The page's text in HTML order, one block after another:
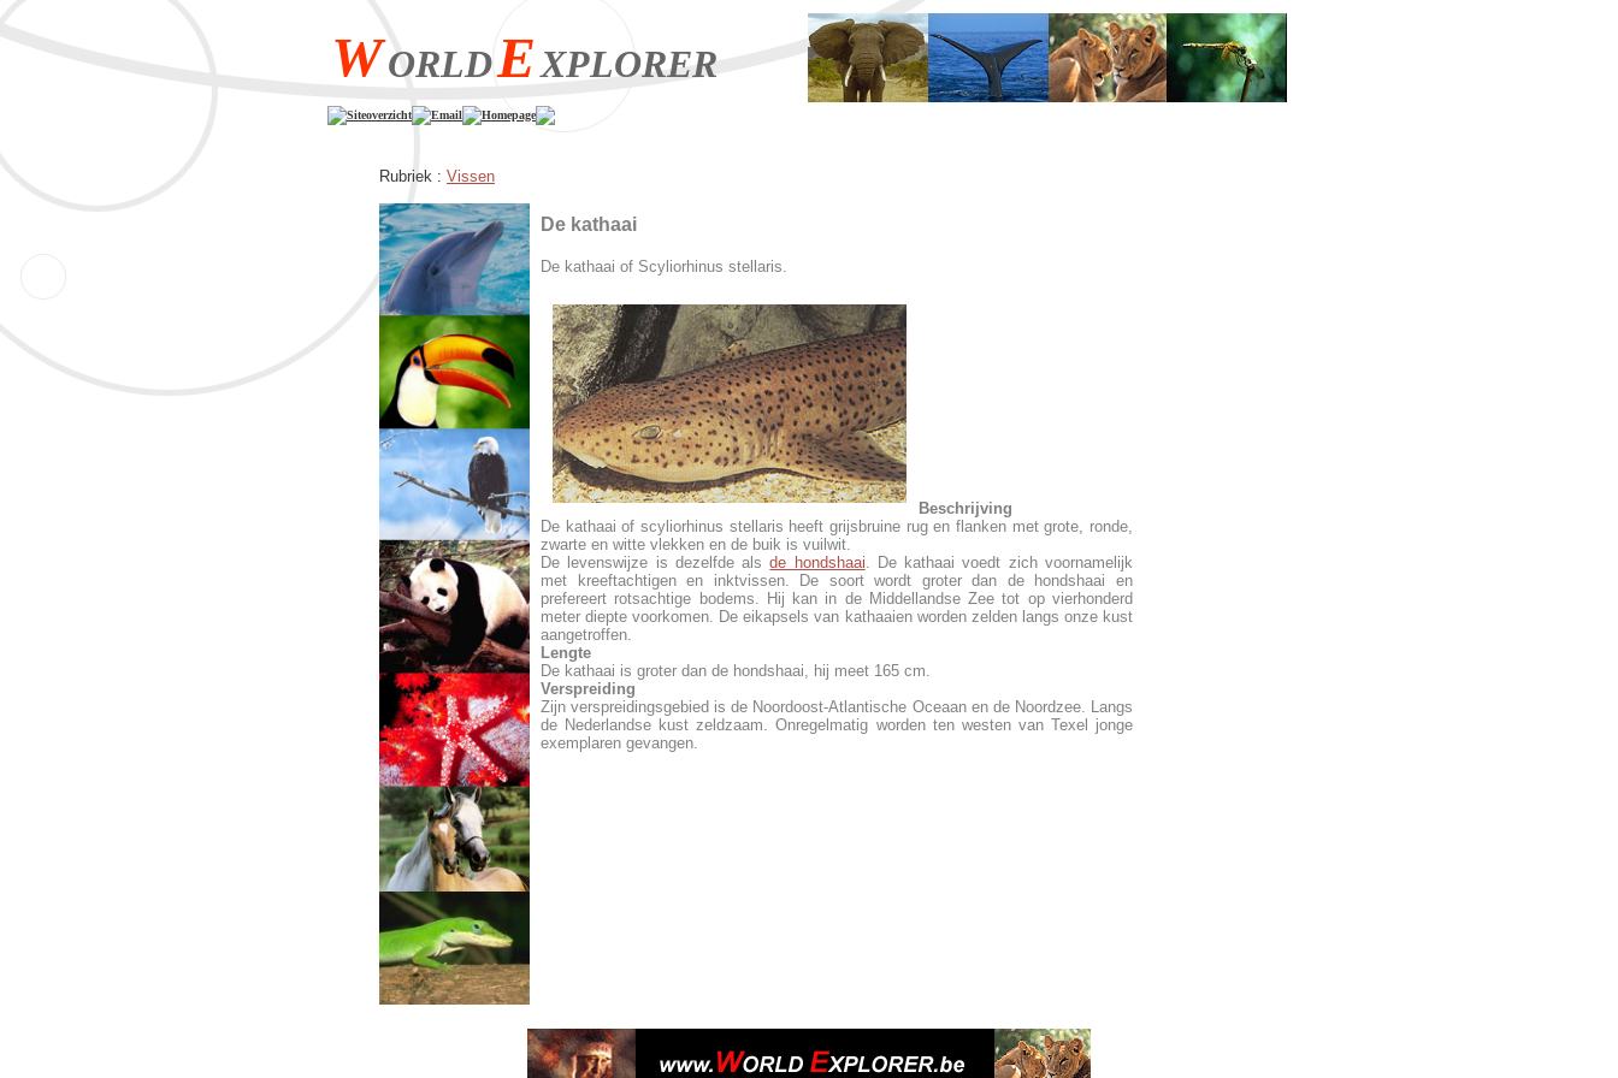
WORLDEXPLORER
Siteoverzicht Email Homepage
Rubriek : Vissen
De kathaai
De kathaai of Scyliorhinus stellaris.
Beschrijving
De kathaai of scyliorhinus stellaris heeft grijsbruine rug en flanken met grote, ronde,
zwarte en witte vlekken en de buik is vuilwit.
De levenswijze is dezelfde alsde hondshaai. De kathaai voedt zich voornamelijk
met kreeftachtigen en inktvissen. De soort wordt groter dan de hondshaai en
prefereert rotsachtige bodems. Hij kan in de Middellandse Zee tot op vierhonderd
meter diepte voorkomen. De eikapsels van kathaaien worden zelden langs onze kust
aangetroffen.
Lengte
De kathaai is groter dan de hondshaai, hij meet 165 cm.
Verspreiding
Zijn verspreidingsgebied is de Noordoost-Atlantische Oceaan en de Noordzee. Langs
de Nederlandse kust zeldzaam. Onregelmatig worden ten westen van Texel jonge
exemplaren gevangen.